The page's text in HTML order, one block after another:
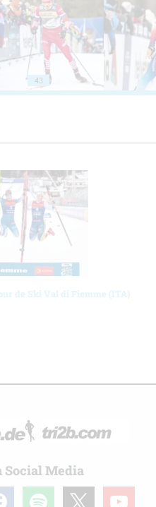
43
de Ski Val di Fiemme (ITA)
Media
spotify youtube